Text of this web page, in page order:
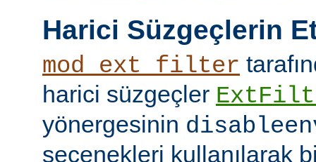
Harici Süzgeçlerin
mod_ext_filter
harici süzgeçler
yönergesinin
seçenekleri kullanılarak